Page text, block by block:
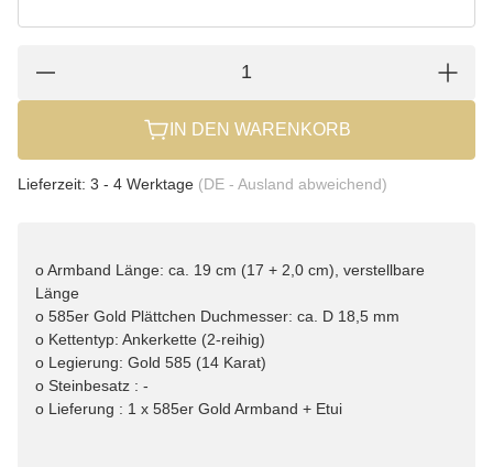
IN DEN WARENKORB
Lieferzeit: 3 - 4 Werktage (DE - Ausland abweichend)
o Armband Länge: ca. 19 cm (17 + 2,0 cm), verstellbare
Länge
o 585er Gold Plättchen Duchmesser: ca. D 18,5 mm
o Kettentyp: Ankerkette (2-reihig)
o Legierung: Gold 585 (14 Karat)
o Steinbesatz : -
o Lieferung : 1 x 585er Gold Armband + Etui